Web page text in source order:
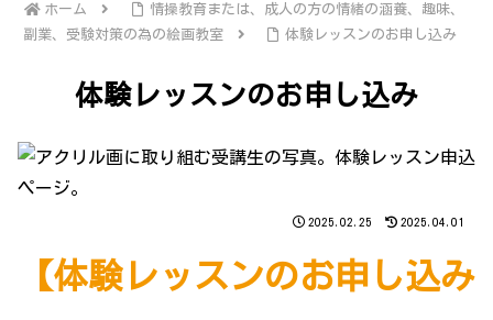
ホーム
情操教育または、成人の方の情緒の涵養、趣味、
副業、受験対策の為の絵画教室
体験レッスンのお申し込み
体験レッスンのお申し込み
2025.02.25 2025.04.01
【体験レッスンのお申し込み